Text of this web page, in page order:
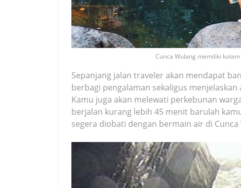
Cunca Wulang memiliki
Sepanjang jalan traveler akan mendapat
berbagi pengalaman sekaligus
Kamu juga akan melewati perkebunan
berjalan kurang lebih 45 menit barulah
segera diobati dengan bermain air di Cunca